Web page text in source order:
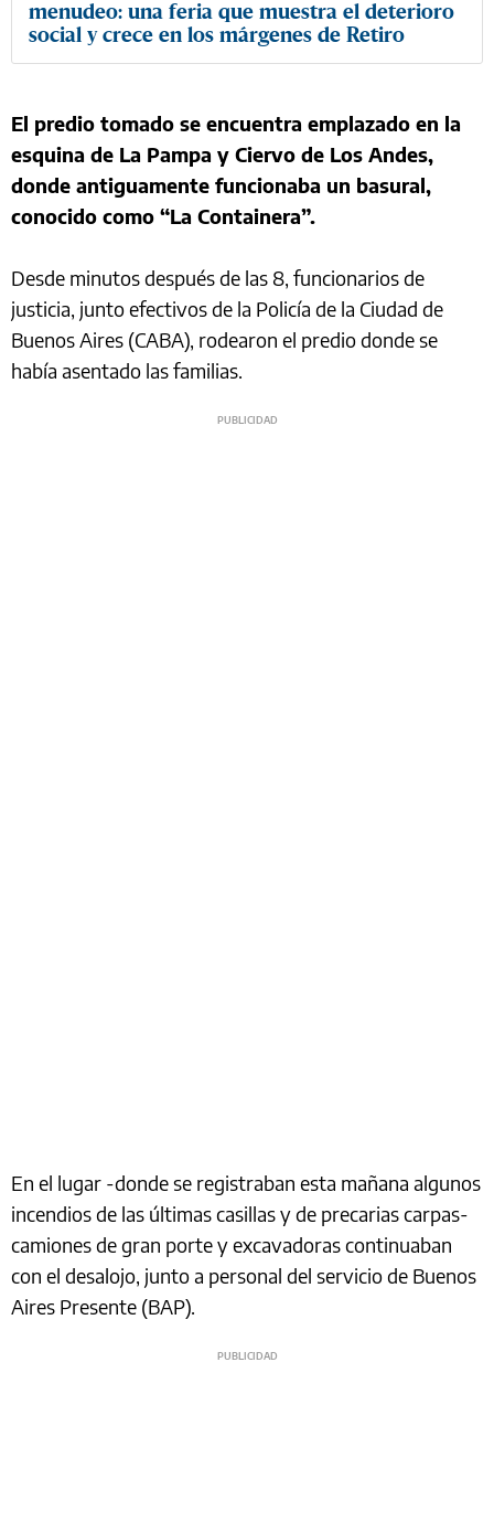
menudeo: una feria que muestra el deterioro
social y crece en los márgenes de Retiro
El predio tomado se encuentra emplazado en la
esquina de La Pampa y Ciervo de Los Andes,
donde antiguamente funcionaba un basural,
conocido como “La Containera”.
Desde minutos después de las 8, funcionarios de
justicia, junto efectivos de la Policía de la Ciudad de
Buenos Aires (CABA), rodearon el predio donde se
había asentado las familias.
En el lugar -donde se registraban esta mañana algunos
incendios de las últimas casillas y de precarias carpas-
camiones de gran porte y excavadoras continuaban
con el desalojo, junto a personal del servicio de Buenos
Aires Presente (BAP).